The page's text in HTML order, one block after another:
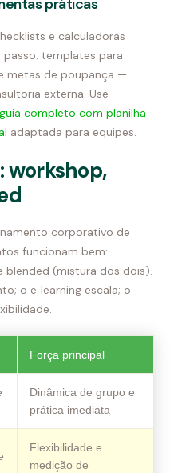
práticas
e calculadoras
templates para
metas de poupança —
externa. Use
guia completo com planilha
adaptada para equipes.
workshop,
corporativo de
funcionam bem:
blended (mistura dos dois).
o e‑learning escala; o
Força principal
Dinâmica de grupo e
prática imediata
Flexibilidade e
medição de